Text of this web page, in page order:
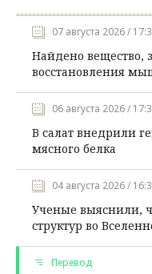
07 августа 2026 /
Найдено
восстановления
06 августа 2026 /
В салат внедрили
мясного белка
04 августа 2026 /
Ученые выяснили,
структур во
Перевод